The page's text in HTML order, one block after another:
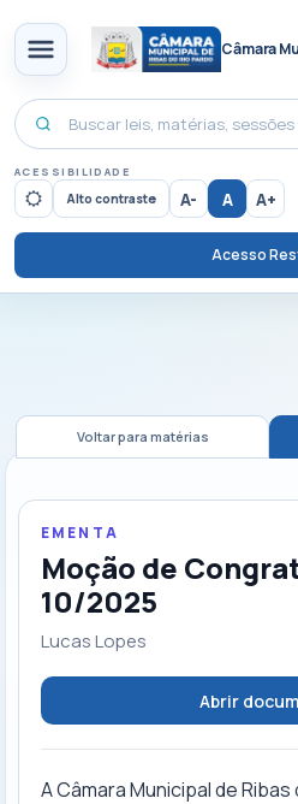
Câmara
ACESSIBILIDADE
Alto contraste A- A A+
Acesso
Voltar para matérias
EMENTA
Moção de
10/2025
Lucas Lopes
Abrir
A Câmara Municipal de